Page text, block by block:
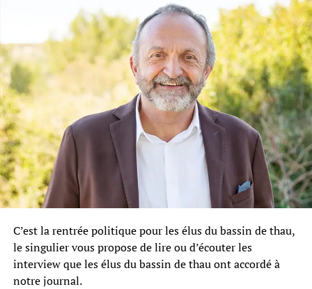
C’est la rentrée politique pour les élus du bassin de thau,
le singulier vous propose de lire ou d’écouter les
interview que les élus du bassin de thau ont accordé à
notre journal.